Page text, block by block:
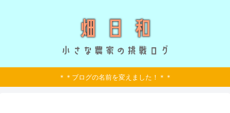
＊＊ブログの名前を変えました！＊＊